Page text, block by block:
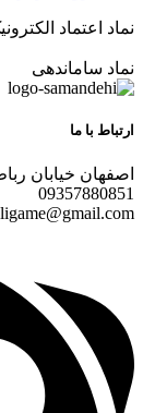
نماد اعتماد
نماد ساماندهی
ارتباط با ما
اصفهان خیابان
09357880851